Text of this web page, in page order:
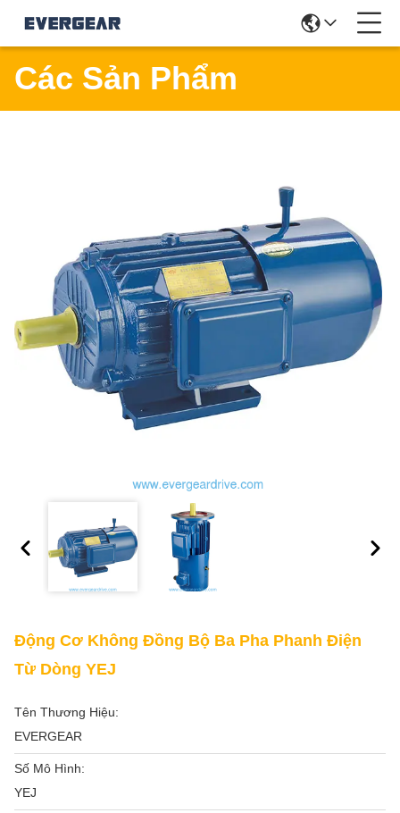
Các Sản Phẩm
Động Cơ Không Đồng Bộ Ba Pha Phanh Điện
Từ Dòng YEJ
Tên Thương Hiệu:
EVERGEAR
Số Mô Hình:
YEJ